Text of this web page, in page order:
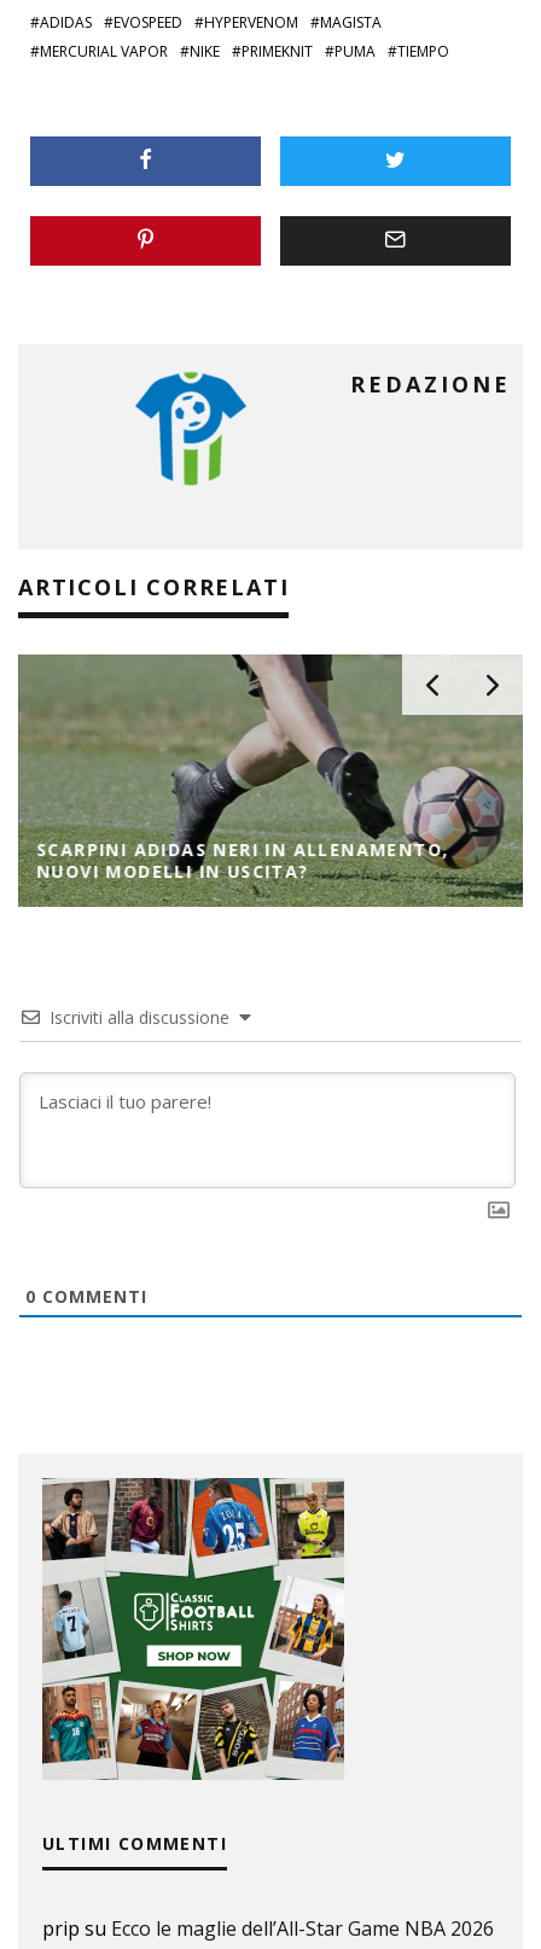
ADIDAS EVOSPEED HYPERVENOM
MAGISTA
MERCURIAL VAPOR
NIKE PRIMEKNIT PUMA TIEMPO
REDAZIONE
ARTICOLI CORRELATI
SCARPINI ADIDAS NERI IN ALLENAMENTO,
NUOVI MODELLI IN USCITA?
Iscriviti alla discussione
0 COMMENTI
ULTIMI COMMENTI
prip su Ecco le maglie dell’All-Star Game NBA 2026